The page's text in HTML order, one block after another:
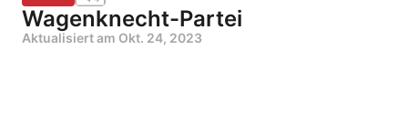
Wagenknecht-Partei
Aktualisiert am Okt. 24, 2023